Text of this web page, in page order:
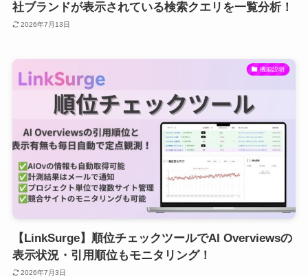
社ブランドが表示されている検索クエリを一覧分析！
2026年7月13日
機能説明
【LinkSurge】順位チェックツールでAI Overviewsの
表示状況・引用順位もモニタリング！
2026年7月3日